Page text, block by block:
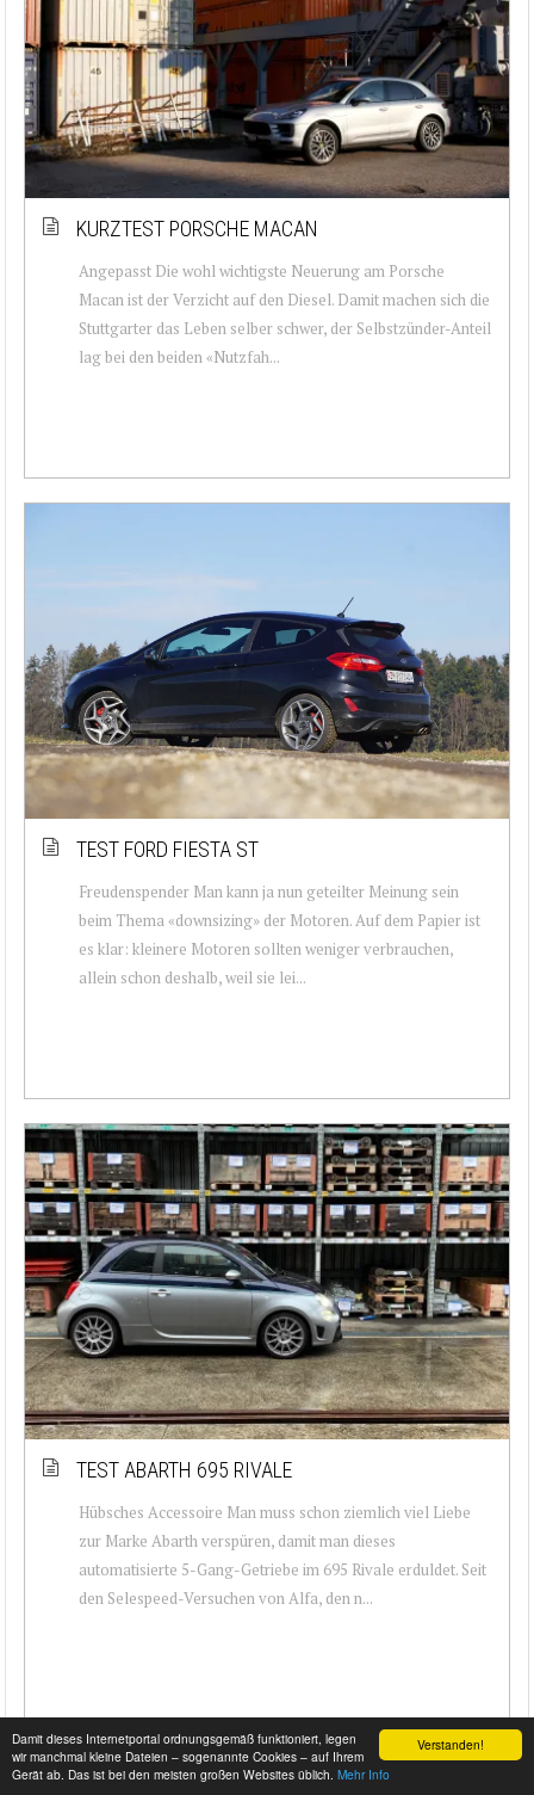
Verstanden!
Damit dieses Internetportal ordnungsgemäß funktioniert, legen
wir manchmal kleine Dateien – sogenannte Cookies – auf Ihrem
Gerät ab. Das ist bei den meisten großen Websites üblich. Mehr Info
KURZTEST PORSCHE MACAN
Angepasst Die wohl wichtigste Neuerung am Porsche
Macan ist der Verzicht auf den Diesel. Damit machen sich die
Stuttgarter das Leben selber schwer, der Selbstzünder-Anteil
lag bei den beiden «Nutzfah...
TEST FORD FIESTA ST
Freudenspender Man kann ja nun geteilter Meinung sein
beim Thema «downsizing» der Motoren. Auf dem Papier ist
es klar: kleinere Motoren sollten weniger verbrauchen,
allein schon deshalb, weil sie lei...
TEST ABARTH 695 RIVALE
Hübsches Accessoire Man muss schon ziemlich viel Liebe
zur Marke Abarth verspüren, damit man dieses
automatisierte 5-Gang-Getriebe im 695 Rivale erduldet. Seit
den Selespeed-Versuchen von Alfa, den n...